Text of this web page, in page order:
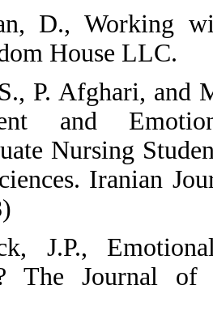
8. Goleman, D.,
1998: Random
9. Salehi, S., P.
Achievement
Undergraduate
Medical Sciences.
2012. 12(8)
10. Bellack,
ingredient? The